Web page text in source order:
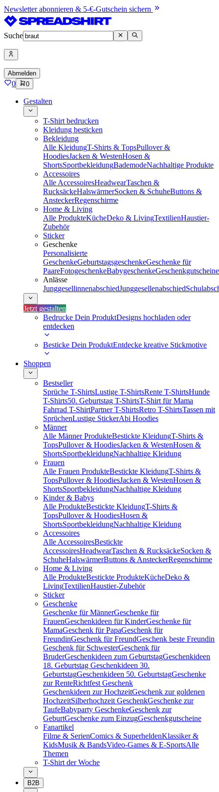
Newsletter abonnieren & 5-€-Gutschein sichern
Suche
Abmelden
0 0
Gestalten
T-Shirt bedrucken
Kleidung besticken
Bekleidung
Alle KleidungT-Shirts & TopsPullover &
HoodiesJacken & WestenHosen &
ShortsSportbekleidungBademodeNachhaltige Produkte
Accessoires
Alle AccessoiresHeadwearTaschen &
RucksäckeHalswärmerSocken & SchuheButtons &
AnsteckerRegenschirme
Home & Living
Alle ProdukteKücheDeko & LivingTextilienHaustier-
Zubehör
Sticker
Geschenke
Personalisierte
GeschenkeGeburtstagsgeschenkeGeschenke für
PaareFotogeschenkeBabygeschenkeGeschenkgutscheine
Anlässe
JunggesellinnenabschiedJunggesellenabschied
Jetzt gestalten
Bedrucke Dein ProduktDesigns hochladen oder
entdecken
Besticke Dein ProduktEntdecke kreative Stickmotive
Shoppen
Bestseller
Sprüche T-ShirtsLustige T-ShirtsRente T-ShirtsHunde
T-Shirts50. Geburtstag T-ShirtsT-Shirt für Mama
Fahrrad T-ShirtPartner T-ShirtsRetro T-ShirtsTassen mit
SprüchenLustige StickerAbi Hoodies
Männer
Alle Männer ProdukteBestickte KleidungT-Shirts &
TopsPullover & HoodiesJacken & WestenHosen &
ShortsSportbekleidungNachhaltige Kleidung
Frauen
Alle Frauen ProdukteBestickte KleidungT-Shirts &
TopsPullover & HoodiesJacken & WestenHosen &
ShortsSportbekleidungNachhaltige Kleidung
Kinder & Babys
Alle ProdukteBestickte KleidungT-Shirts &
TopsPullover & HoodiesHosen &
ShortsSportbekleidungNachhaltige Kleidung
Accessoires
Alle AccessoiresBestickte
AccessoiresHeadwearTaschen & RucksäckeSocken &
SchuheHalswärmerButtons & AnsteckerRegenschirme
Home & Living
Alle ProdukteBestickte ProdukteKücheDeko &
LivingTextilienHaustier-Zubehör
Sticker
Geschenke
Geschenke für MännerGeschenke für
FrauenGeschenkideen für KinderGeschenke für
MamaGeschenk für PapaGeschenk für
FreundinGeschenk für FreundGeschenk beste Freundin
Geschenk für SchwesterGeschenk für
BruderGeschenkideen zum GeburtstagGeschenkideen
18. Geburtstag Geschenkideen 30.
GeburtstagGeschenkideen 50. GeburtstagGeschenke
zur RenteRichtfest Geschenk
Geschenkideen zur HochzeitGeschenk zur goldenen
HochzeitSilberhochzeit GeschenkGeschenke zur
TaufeBabyparty GeschenkeGeschenk zur
GeburtGeschenke zum EinzugGeschenkgutscheine
Fanartikel
Filme & SerienComics & SuperheldenKlassiker &
KidsMusik & BandsVideo-Games & E-SportsAlle
Themen
T-Shirt der Woche
B2B